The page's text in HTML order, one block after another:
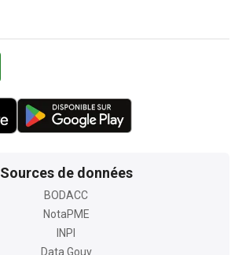
Sources de données
BODACC
NotaPME
INPI
Data Gouv